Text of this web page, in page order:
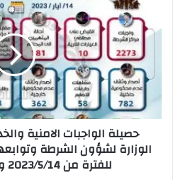
الواجبات
الامنية
والخدمية
والانسانية
لوكالة
الوزارة
الشرطة
وتوابعها
في
حصيلة الواجبات الامنية
الوزارة لشؤون الشرطة
للفترة من 2023/5/14 ولغاية 2023/5/20